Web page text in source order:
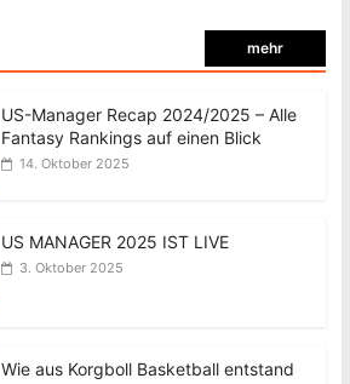
mehr
US-Manager Recap 2024/2025 – Alle
Fantasy Rankings auf einen Blick
14. Oktober 2025
US MANAGER 2025 IST LIVE
3. Oktober 2025
Wie aus Korgboll Basketball entstand